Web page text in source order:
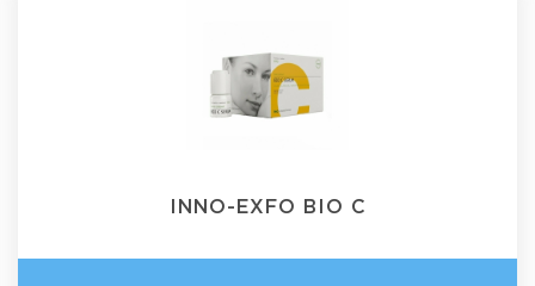
INNO-EXFO BIO C